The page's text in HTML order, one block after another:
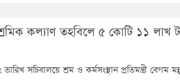
কল্যাণ তহবিলে ৫ কোটি ১১ লাখ
সচিবালয়ে শ্রম ও কর্মসংস্থান প্রতিমন্ত্রী বেগম